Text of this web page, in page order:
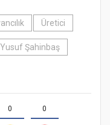
Üretici
Yusuf Şahinbaş
0 0